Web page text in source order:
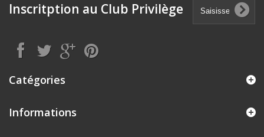
Inscritption au Club Privilège
Catégories
Informations